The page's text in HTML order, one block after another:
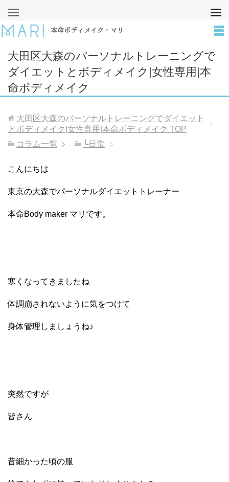
本命ボディメイク・マリ
大田区大森のパーソナルトレーニングで
ダイエットとボディメイク|女性専用|本
命ボディメイク
大田区大森のパーソナルトレーニングでダイエット
とボディメイク|女性専用|本命ボディメイク TOP
コラム一覧
└日常
こんにちは
東京の大森でパーソナルダイエットトレーナー
本命Body maker マリです。
寒くなってきましたね
体調崩されないように気をつけて
身体管理しましょうね♪
突然ですが
皆さん
昔細かった頃の服